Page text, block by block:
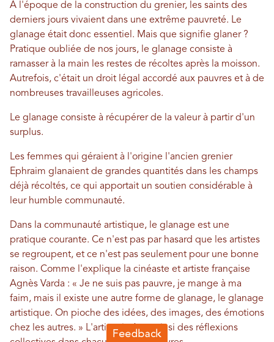
À l'époque de la construction du grenier, les saints des
derniers jours vivaient dans une extrême pauvreté. Le
glanage était donc essentiel. Mais que signifie glaner ?
Pratique oubliée de nos jours, le glanage consiste à
ramasser à la main les restes de récoltes après la moisson.
Autrefois, c'était un droit légal accordé aux pauvres et à de
nombreuses travailleuses agricoles.
Le glanage consiste à récupérer de la valeur à partir d'un
surplus.
Les femmes qui géraient à l'origine l'ancien grenier
Ephraim glanaient de grandes quantités dans les champs
déjà récoltés, ce qui apportait un soutien considérable à
leur humble communauté.
Dans la communauté artistique, le glanage est une
pratique courante. Ce n'est pas par hasard que les artistes
se regroupent, et ce n'est pas seulement pour une bonne
raison. Comme l'explique la cinéaste et artiste française
Agnès Varda : « Je ne suis pas pauvre, je mange à ma
faim, mais il existe une autre forme de glanage, le glanage
artistique. On pioche des idées, des images, des émotions
chez les autres. » L'artiste intègre ainsi des réflexions